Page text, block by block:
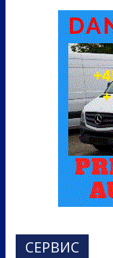
СЕРВИС